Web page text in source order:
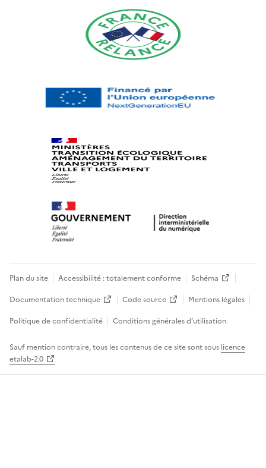
Plan du site Accessibilité : totalement conforme
Schéma
Documentation technique
Code source
Mentions légales
Politique de confidentialité
Conditions générales d’utilisation
Sauf mention contraire, tous les contenus de ce site sont sous licence
etalab-2.0